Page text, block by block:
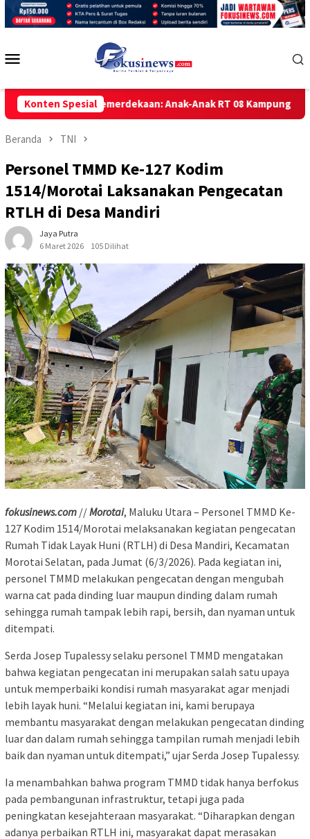
Loncat
Konten Spesial
Warni Kemerdekaan: Anak-Anak RT 08 Kampung 1 SKIP
Beranda TNI
Personel TMMD Ke-127 Kodim
1514/Morotai Laksanakan Pengecatan
RTLH di Desa Mandiri
Jaya Putra
6 Maret 2026
105 Dilihat
fokusinews.com //Morotai, Maluku Utara – Personel TMMD Ke-
127 Kodim 1514/Morotai melaksanakan kegiatan pengecatan
Rumah Tidak Layak Huni (RTLH) di Desa Mandiri, Kecamatan
Morotai Selatan, pada Jumat (6/3/2026). Pada kegiatan ini,
personel TMMD melakukan pengecatan dengan mengubah
warna cat pada dinding luar maupun dinding dalam rumah
sehingga rumah tampak lebih rapi, bersih, dan nyaman untuk
ditempati.
Serda Josep Tupalessy selaku personel TMMD mengatakan
bahwa kegiatan pengecatan ini merupakan salah satu upaya
untuk memperbaiki kondisi rumah masyarakat agar menjadi
lebih layak huni. “Melalui kegiatan ini, kami berupaya
membantu masyarakat dengan melakukan pengecatan dinding
luar dan dalam rumah sehingga tampilan rumah menjadi lebih
baik dan nyaman untuk ditempati,” ujar Serda Josep Tupalessy.
Ia menambahkan bahwa program TMMD tidak hanya berfokus
pada pembangunan infrastruktur, tetapi juga pada
peningkatan kesejahteraan masyarakat. “Diharapkan dengan
adanya perbaikan RTLH ini, masyarakat dapat merasakan